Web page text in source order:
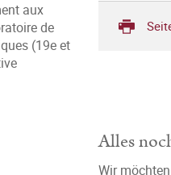
aux
de
(19e et
Alles
Wir